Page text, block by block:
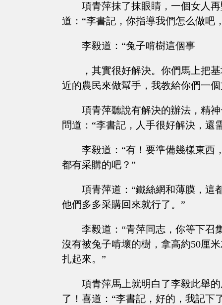
項青萍抹了抹眼睛，一個女人
道：“李書記，你指導我們怎么做吧
李毅道：“兔子啃樹這個事
，其實很好解決。你們馬上把
近的農民來做幫手，我教給你們一
項青萍聽說有解決的辦法，精
問道：“李書記，人手很好解決，還
李毅道：“有！要準備幾樣東西
都有采購的吧？”
項青萍道：“鐵絲網和薄膜，這
他們多多采購回來就行了。”
李毅道：“青萍同志，你等下召
沒有被兔子啃壞的樹，拿高約50厘
扎起來。”
項青萍馬上就明白了李毅此舉
了！喜道：“李書記，好的，我記下